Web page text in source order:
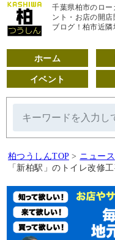
千葉県柏市のロ
ント・お店の開
ブログ！柏市近隣
ホーム
イベント
柏つうしんTOP > ニュース
「新柏駅」のトイレ改修